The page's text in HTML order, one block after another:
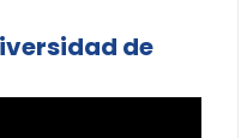
de